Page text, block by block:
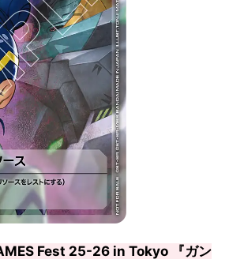
Fest 25-26 in Tokyo 『ガン